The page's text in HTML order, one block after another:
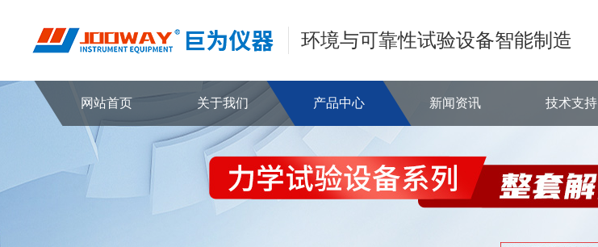
环境与可靠性试验设备智能制造
网站首页 关于我们 产品中心 新闻资讯 技术支持